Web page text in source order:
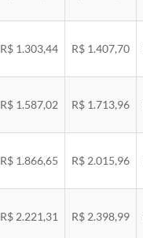
R$ 1.303,44 R$ 1.407,70
R$ 1.587,02 R$ 1.713,96
R$ 1.866,65 R$ 2.015,96
R$ 2.221,31 R$ 2.398,99